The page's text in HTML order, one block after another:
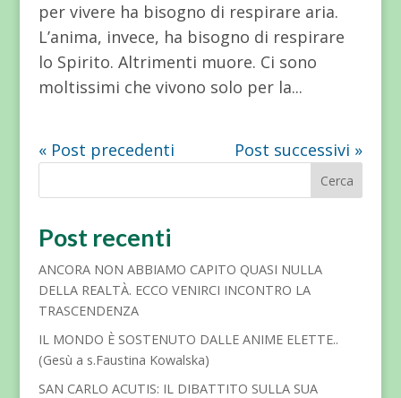
per vivere ha bisogno di respirare aria.
L’anima, invece, ha bisogno di respirare
lo Spirito. Altrimenti muore. Ci sono
moltissimi che vivono solo per la...
« Post precedenti Post successivi »
Cerca
Post recenti
ANCORA NON ABBIAMO CAPITO QUASI NULLA
DELLA REALTÀ. ECCO VENIRCI INCONTRO LA
TRASCENDENZA
IL MONDO È SOSTENUTO DALLE ANIME ELETTE..
(Gesù a s.Faustina Kowalska)
SAN CARLO ACUTIS: IL DIBATTITO SULLA SUA